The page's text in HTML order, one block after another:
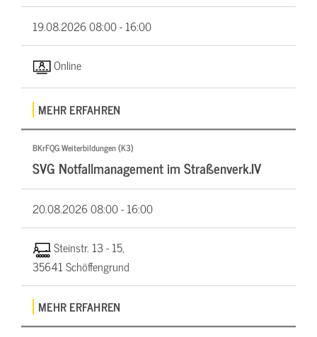
19.08.202608:00 - 16:00
Online
MEHR ERFAHREN
BKrFQG Weiterbildungen (K3)
SVG Notfallmanagement im Straßenverk.IV
20.08.202608:00 - 16:00
Steinstr. 13 - 15,
35641 Schöffengrund
MEHR ERFAHREN